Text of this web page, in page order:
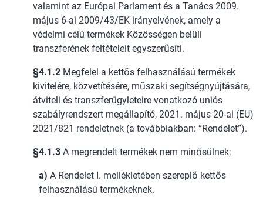
valamint az Európai Parlament és a Tanács 2009.
május 6-ai 2009/43/EK irányelvének, amely a
védelmi célú termékek Közösségen belüli
transzferének feltételeit egyszerűsíti.
§4.1.2 Megfelel a kettős felhasználású termékek
kivitelére, közvetítésére, műszaki segítségnyújtására,
átviteli és transzferügyleteire vonatkozó uniós
szabályrendszert megállapító, 2021. május 20-ai (EU)
2021/821 rendeletnek (a továbbiakban: “Rendelet”).
§4.1.3 A megrendelt termékek nem minősülnek:
a) A Rendelet I. mellékletében szereplő kettős
felhasználású termékeknek.